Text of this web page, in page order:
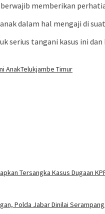
memberikan
dalam hal mengaji di
serius tangani kasus ini
AnakTelukjambe Timur
Tersangka Kasus Dugaan
Polda Jabar Dinilai